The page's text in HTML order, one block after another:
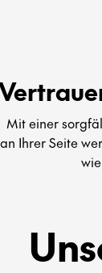
Mit einer
an Ihrer Seite